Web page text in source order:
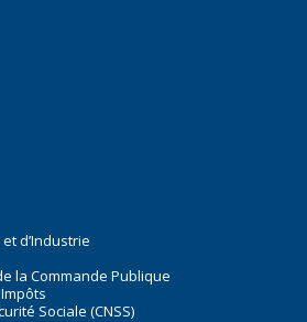
d’Industrie
la Commande Publique
Sociale (CNSS)